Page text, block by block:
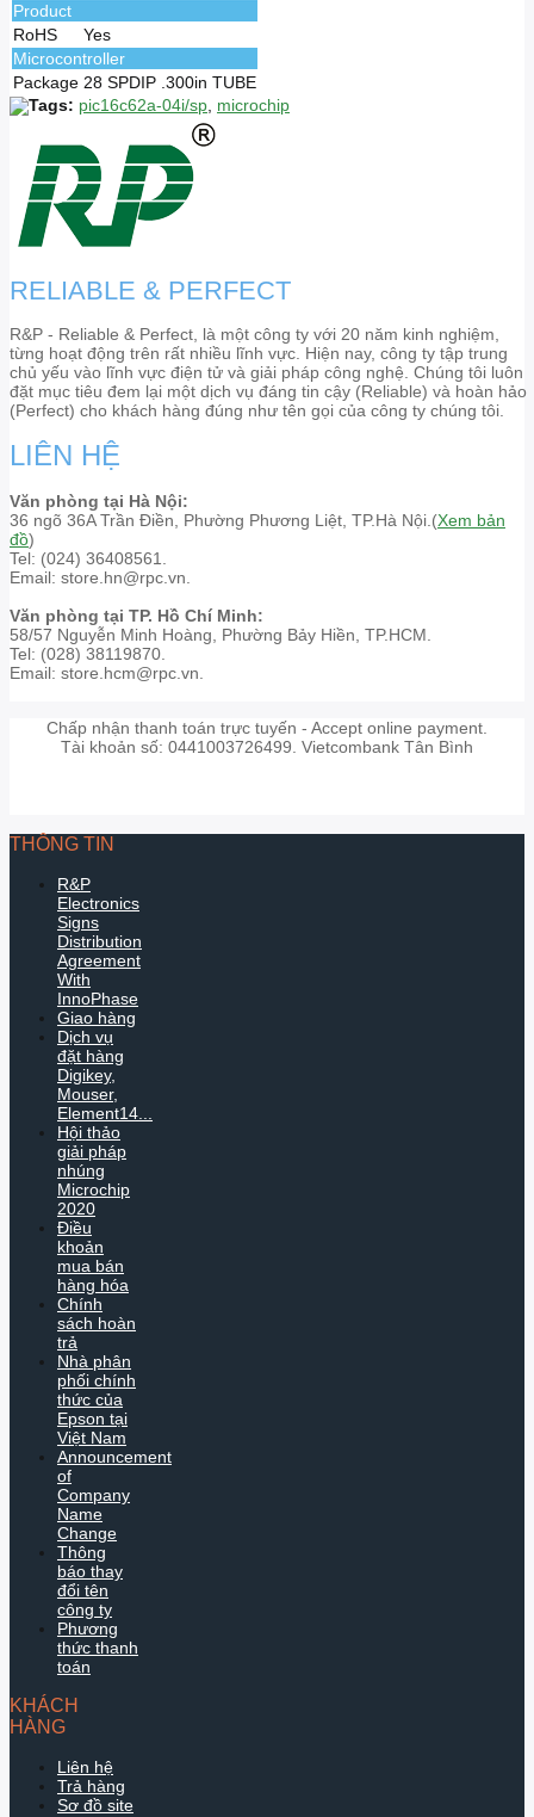
Product
RoHS
Yes
Microcontroller
Package 28 SPDIP .300in TUBE
Tags: pic16c62a-04i/sp microchip
RELIABLE & PERFECT
R&P - Reliable & Perfect, là một công ty với 20 năm kinh nghiệm,
từng hoạt động trên rất nhiều lĩnh vực. Hiện nay, công ty tập trung
chủ yếu vào lĩnh vực điện tử và giải pháp công nghệ. Chúng tôi luôn
đặt mục tiêu đem lại một dịch vụ đáng tin cậy (Reliable) và hoàn hảo
(Perfect) cho khách hàng đúng như tên gọi của công ty chúng tôi.
LIÊN HỆ
Văn phòng tại Hà Nội:
36 ngõ 36A Trần Điền, Phường Phương Liệt, TP.Hà Nội.(Xem bản
đồ)
Tel: (024) 36408561.
Email: store.hn@rpc.vn.
Văn phòng tại TP. Hồ Chí Minh:
58/57 Nguyễn Minh Hoàng, Phường Bảy Hiền, TP.HCM.
Tel: (028) 38119870.
Email: store.hcm@rpc.vn.
Chấp nhận thanh toán trực tuyến - Accept online payment.
Tài khoản số: 0441003726499. Vietcombank Tân Bình
THÔNG TIN
R&P
Electronics
Signs
Distribution
Agreement
With
InnoPhase
Giao hàng
Dịch vụ
đặt hàng
Digikey,
Mouser,
Element14...
Hội thảo
giải pháp
nhúng
Microchip
2020
Điều
khoản
mua bán
hàng hóa
Chính
sách hoàn
trả
Nhà phân
phối chính
thức của
Epson tại
Việt Nam
Announcement
of
Company
Name
Change
Thông
báo thay
đổi tên
công ty
Phương
thức thanh
toán
KHÁCH
HÀNG
Liên hệ
Trả hàng
Sơ đồ site